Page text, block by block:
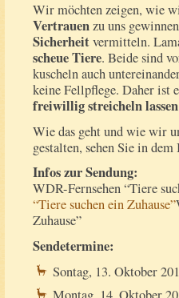
Wir möchten zeigen, wie
Vertrauenzu uns
Sicherheitvermitteln.
scheue Tiere. Beide sind
kuscheln auch
keine Fellpflege. Daher ist
freiwillig streicheln lassen
Wie das geht und wie wir
gestalten, sehen Sie in
Infos zur Sendung:
WDR-Fernsehen “Tiere
“Tiere suchen ein Zuhause”
Zuhause”
Sendetermine:
Sontag, 13. Oktober
Montag, 14. Oktober